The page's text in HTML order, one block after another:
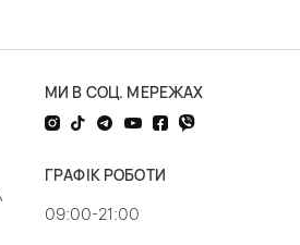
МИ В СОЦ. МЕРЕЖАХ
ГРАФІК РОБОТИ
09:00-21:00